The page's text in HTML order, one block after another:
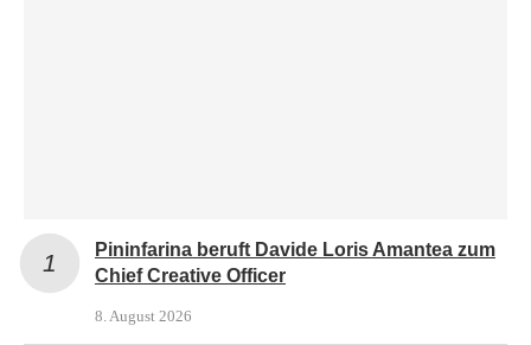
Pininfarina beruft Davide Loris Amantea zum
Chief Creative Officer
8. August 2026